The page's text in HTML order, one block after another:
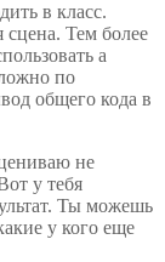
в класс.
сцена. Тем более
а
по
общего кода в
не
у тебя
Ты можешь
у кого еще